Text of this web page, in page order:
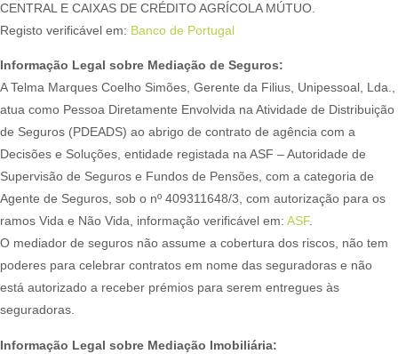
CENTRAL E CAIXAS DE CRÉDITO AGRÍCOLA MÚTUO.
Registo verificável em: Banco de Portugal
Informação Legal sobre Mediação de Seguros:
A Telma Marques Coelho Simões, Gerente da Filius, Unipessoal, Lda.,
atua como Pessoa Diretamente Envolvida na Atividade de Distribuição
de Seguros (PDEADS) ao abrigo de contrato de agência com a
Decisões e Soluções, entidade registada na ASF – Autoridade de
Supervisão de Seguros e Fundos de Pensões, com a categoria de
Agente de Seguros, sob o nº 409311648/3, com autorização para os
ramos Vida e Não Vida, informação verificável em: ASF.
O mediador de seguros não assume a cobertura dos riscos, não tem
poderes para celebrar contratos em nome das seguradoras e não
está autorizado a receber prémios para serem entregues às
seguradoras.
Informação Legal sobre Mediação Imobiliária: